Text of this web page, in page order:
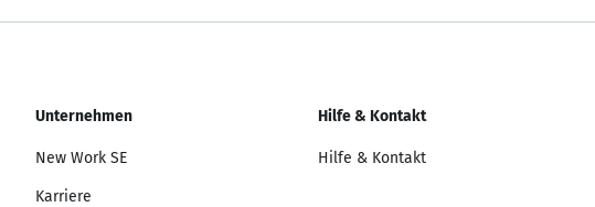
Unternehmen
New Work SE
Karriere
Hilfe & Kontakt
Hilfe & Kontakt